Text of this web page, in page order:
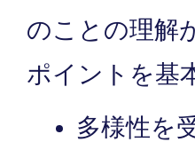
のことの理解
ポイントを基
多様性を